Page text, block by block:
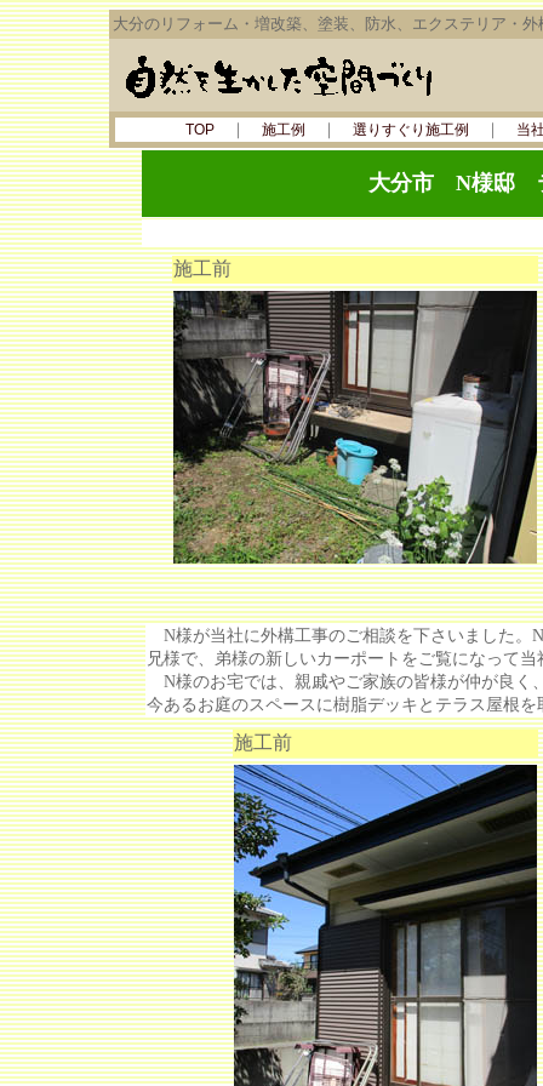
大分のリフォーム・増改築、塗装、防水、エクステリア・
TOP｜ 施工例 ｜ 選りすぐり施工例 ｜ 当
大分市 N様邸
施工前
N様が当社に外構工事のご相談を下さいました。
兄様で、弟様の新しいカーポートをご覧になって
N様のお宅では、親戚やご家族の皆様が仲が良く
今あるお庭のスペースに樹脂デッキとテラス屋根
施工前